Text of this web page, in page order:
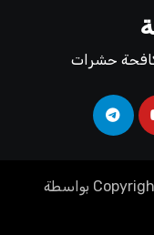
حشرات
بواسطة